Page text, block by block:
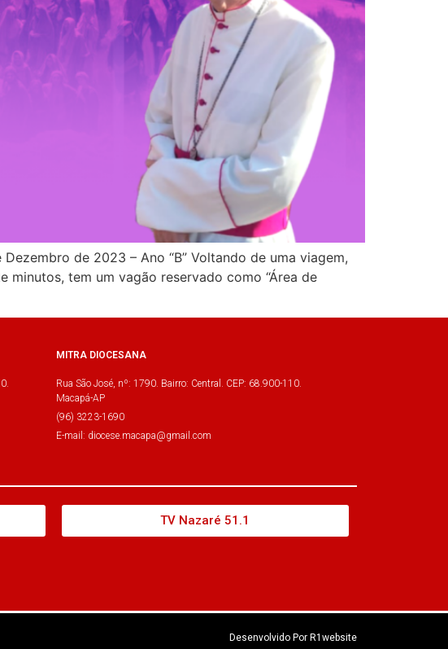
de 2023 – Ano “B” Voltando de uma viagem,
tem um vagão reservado como “Área de
MITRA DIOCESANA
Rua São José, nº: 1790. Bairro: Central. CEP: 68.900-110.
Macapá-AP
(96) 3223-1690
E-mail: diocese.macapa@gmail.com
TV Nazaré 51.1
Desenvolvido Por R1website